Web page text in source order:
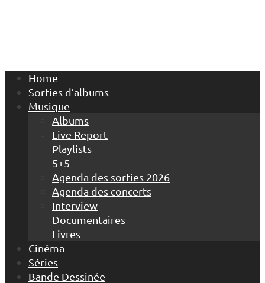
Home
Sorties d’albums
Musique
Albums
Live Report
Playlists
5+5
Agenda des sorties 2026
Agenda des concerts
Interview
Documentaires
Livres
Cinéma
Séries
Bande Dessinée